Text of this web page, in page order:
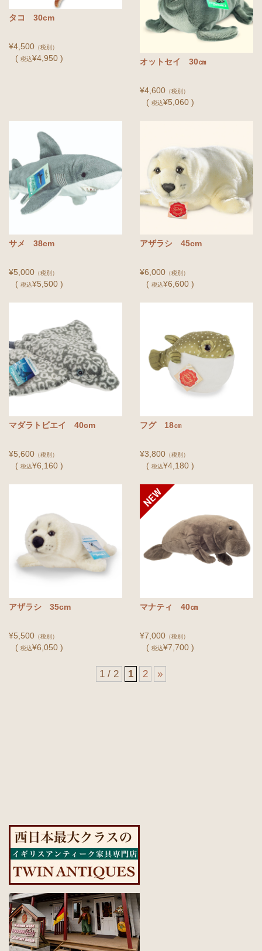
タコ 30cm
¥4,500 （税別）
(税込¥4,950 ) オットセイ 30㎝
¥4,600 （税別）
(税込¥5,060 )
サメ 38cm
¥5,000 （税別）
(税込¥5,500 )
アザラシ 45cm
¥6,000 （税別）
(税込¥6,600 )
マダラトビエイ 40cm
¥5,600 （税別）
(税込¥6,160 )
フグ 18㎝
¥3,800 （税別）
(税込¥4,180 )
アザラシ 35cm
¥5,500 （税別）
(税込¥6,050 )
マナティ 40㎝
¥7,000 （税別）
(税込¥7,700 )
1 / 2 1 2 »